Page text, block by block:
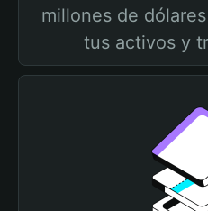
millones de
tus activos y